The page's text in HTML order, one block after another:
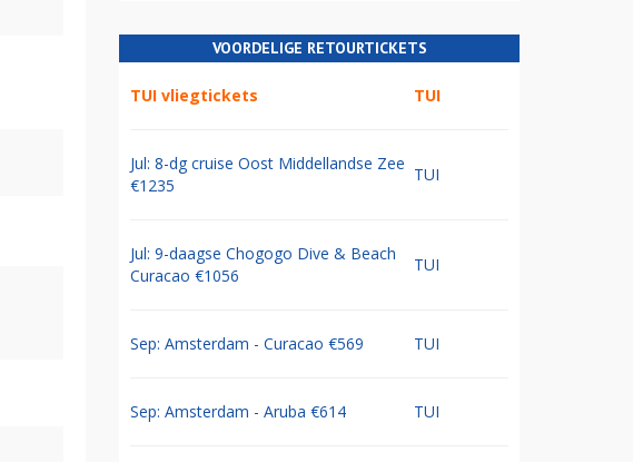
VOORDELIGE RETOURTICKETS
TUI vliegtickets TUI
Jul: 8-dg cruise Oost Middellandse Zee
€1235
TUI
Jul: 9-daagse Chogogo Dive & Beach
Curacao €1056
TUI
Sep: Amsterdam - Curacao €569 TUI
Sep: Amsterdam - Aruba €614 TUI